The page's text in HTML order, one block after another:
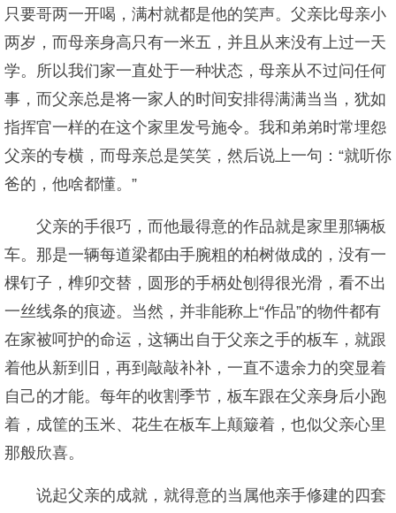
只要哥两一开喝，满村就都是他的笑声。父亲比母亲小
两岁，而母亲身高只有一米五，并且从来没有上过一天
学。所以我们家一直处于一种状态，母亲从不过问任何
事，而父亲总是将一家人的时间安排得满满当当，犹如
指挥官一样的在这个家里发号施令。我和弟弟时常埋怨
父亲的专横，而母亲总是笑笑，然后说上一句：“就听你
爸的，他啥都懂。”
父亲的手很巧，而他最得意的作品就是家里那辆板
车。那是一辆每道梁都由手腕粗的柏树做成的，没有一
棵钉子，榫卯交替，圆形的手柄处刨得很光滑，看不出
一丝线条的痕迹。当然，并非能称上“作品”的物件都有
在家被呵护的命运，这辆出自于父亲之手的板车，就跟
着他从新到旧，再到敲敲补补，一直不遗余力的突显着
自己的才能。每年的收割季节，板车跟在父亲身后小跑
着，成筐的玉米、花生在板车上颠簸着，也似父亲心里
那般欣喜。
说起父亲的成就，就得意的当属他亲手修建的四套